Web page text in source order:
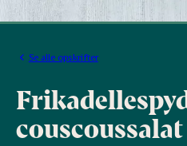
Se alle opskrifter
couscoussalat